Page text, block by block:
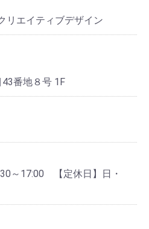
リエイティブデザイン
番地８号 1F
～17:00 【定休日】日・